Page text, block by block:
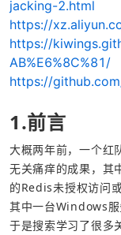
jacking-2.html
https://
https://
AB%E6%8C%81/
https://
1.前言
大概两年前，一个红
无关痛痒的成果，
的Redis未授权访问
其中一台Windows服